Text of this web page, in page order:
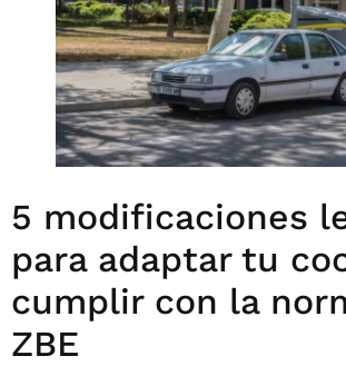
5 modificaciones
para adaptar tu
cumplir con la
ZBE